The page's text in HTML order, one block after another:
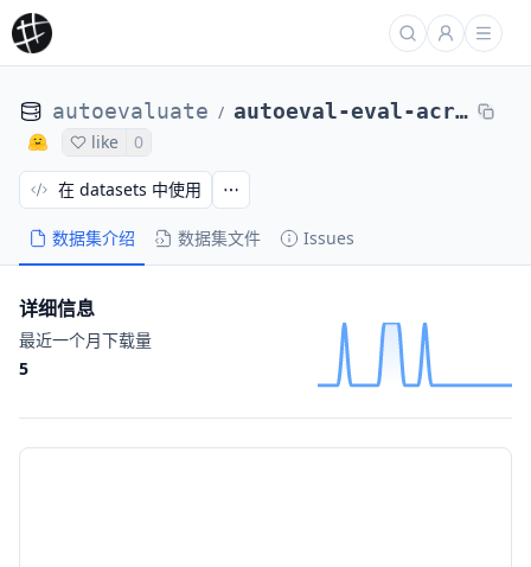
autoevaluate / autoeval-eval-acronym_identification-default-c0c752-59212145362
like 0
数据集介绍 数据集文件 Issues
在 datasets 中使用
详细信息
最近一个月下载量
5